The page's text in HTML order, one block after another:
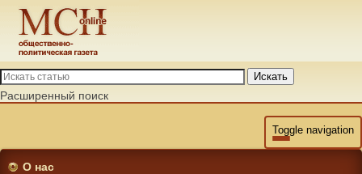
Искать
Расширенный поиск
Toggle navigation
О нас